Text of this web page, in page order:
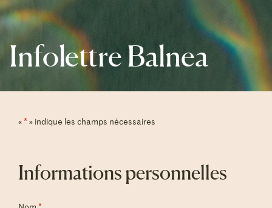
Infolettre Balnea
«*» indique les champs nécessaires
Informations personnelles